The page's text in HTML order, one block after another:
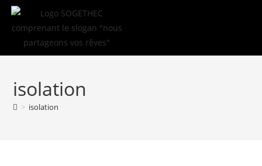
isolation
> isolation